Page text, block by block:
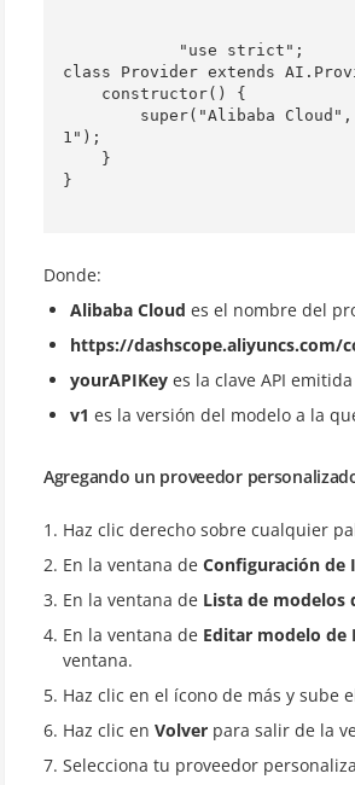
class Provider extends
1");
}
Donde:
Alibaba Cloud es el nombre del
https://dashscope.aliyuncs.com/
yourAPIKey es la clave API
v1 es la versión del modelo a la
Agregando un proveedor
Haz clic derecho sobre cualquier
En la ventana de Configuración de
En la ventana de Lista de modelos
En la ventana de Editar modelo de
ventana.
Haz clic en el ícono de más y sube
Haz clic en Volver para salir de la
Selecciona tu proveedor